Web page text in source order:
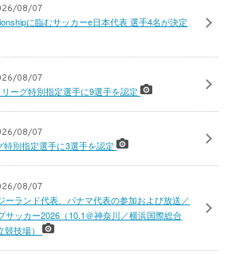
08/07
に臨むサッカーe日本代表 選手4名が決定
08/07
ーグ特別指定選手に9選手を認定
08/07
特別指定選手に3選手を認定
08/07
ーランド代表、パナマ代表の参加および放送／
ッカー2026（10.1＠神奈川／横浜国際総合
競技場）